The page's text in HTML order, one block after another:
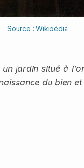
Source : Wikipédia
jardin situé à
du bien